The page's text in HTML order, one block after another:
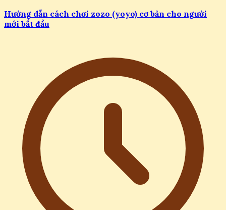
Hướng dẫn cách chơi zozo (yoyo) cơ bản cho người
mới bắt đầu